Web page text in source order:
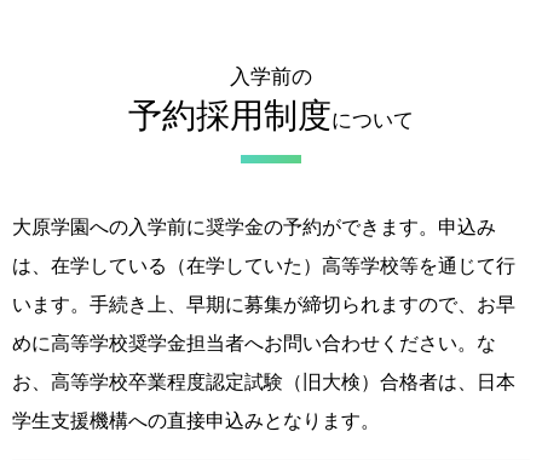
入学前の
予約採用制度について
大原学園への入学前に奨学金の予約ができます。申込み
は、在学している（在学していた）高等学校等を通じて行
います。手続き上、早期に募集が締切られますので、お早
めに高等学校奨学金担当者へお問い合わせください。な
お、高等学校卒業程度認定試験（旧大検）合格者は、日本
学生支援機構への直接申込みとなります。